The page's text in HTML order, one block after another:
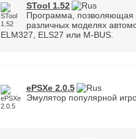
STool 1.52
Программа, позволяющая
различных моделях
ELM327, ELS27 или M-BUS.
ePSXe 2.0.5
Эмулятор популярной